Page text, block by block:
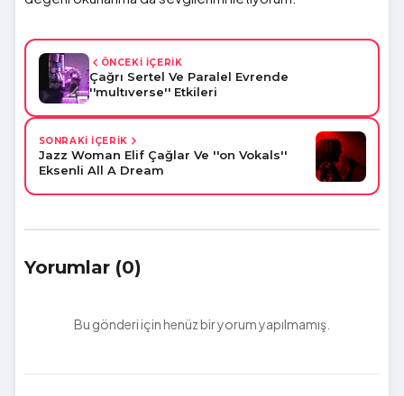
ÖNCEKİ İÇERİK
Çağrı Sertel Ve Paralel Evrende
''multıverse'' Etkileri
SONRAKİ İÇERİK
Jazz Woman Elif Çağlar Ve ''on Vokals''
Eksenli All A Dream
Yorumlar (0)
Bu gönderi için henüz bir yorum yapılmamış.